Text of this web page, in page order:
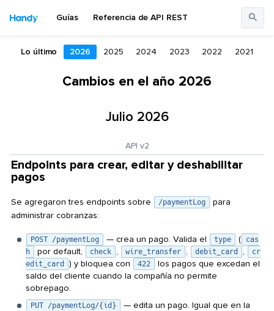
Guías Referencia de API REST
Lo último 2026 2025 2024 2023 2022 2021
Cambios en el año 2026
Julio 2026
API v2
Endpoints para crear, editar y deshabilitar
pagos
Se agregaron tres endpoints sobre /paymentLog
para
administrar cobranzas:
POST /paymentLog — crea un pago. Valida el type (
cas
h
por default, check , wire_transfer , debit_card ,
cr
edit_card
) y bloquea con 422
los pagos que excedan el
saldo del cliente cuando la compañía no permite
sobrepago.
PUT /paymentLog/{id}
— edita un pago. Igual que en la